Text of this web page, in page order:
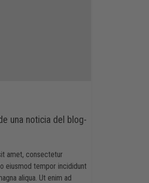
una noticia del blog-
amet, consectetur
eiusmod tempor incididunt
aliqua. Ut enim ad